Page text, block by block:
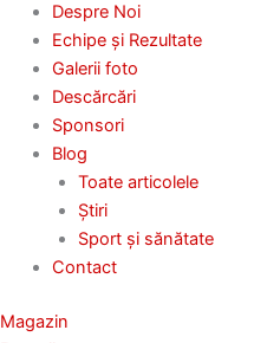
Despre Noi
Echipe și Rezultate
Galerii foto
Descărcări
Sponsori
Blog
Toate articolele
Știri
Sport și sănătate
Contact
Magazin